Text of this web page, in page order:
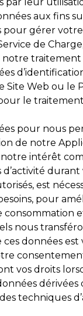
aux fins
gérer
de
traitement
Site Web ou le
le
pour nous
de notre
intérêt
est
pour
consommation
nous
données
vos droits
techniques